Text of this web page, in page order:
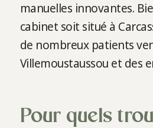
manuelles innovantes.
cabinet soit situé à
de nombreux patients
Villemoustaussou et des
Pour quels